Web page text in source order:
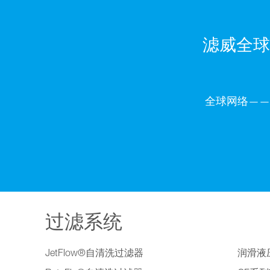
滤威全
全球网络——
过滤系统
JetFlow®自清洗过滤器 润滑液